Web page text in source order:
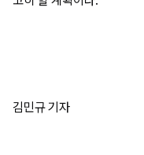
김민규 기자